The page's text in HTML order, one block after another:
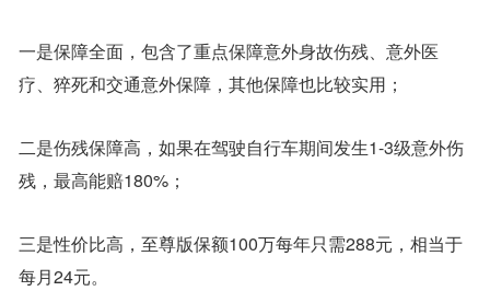
一是保障全面，包含了重点保障意外身故伤残、意外医
疗、猝死和交通意外保障，其他保障也比较实用；
二是伤残保障高，如果在驾驶自行车期间发生1-3级意外伤
残，最高能赔180%；
三是性价比高，至尊版保额100万每年只需288元，相当于
每月24元。